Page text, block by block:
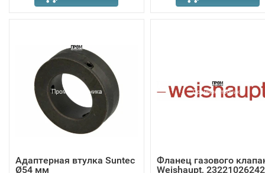
Адаптерная втулка Suntec
Ø54 мм
Фланец газового
Weishaupt, 23221026242